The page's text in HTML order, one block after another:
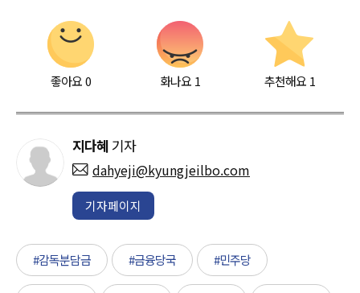
좋아요0 화나요 1 추천해요 1
지다혜 기자
dahyeji@kyungjeilbo.com
기자페이지
#감독분담금 #금융당국 #민주당